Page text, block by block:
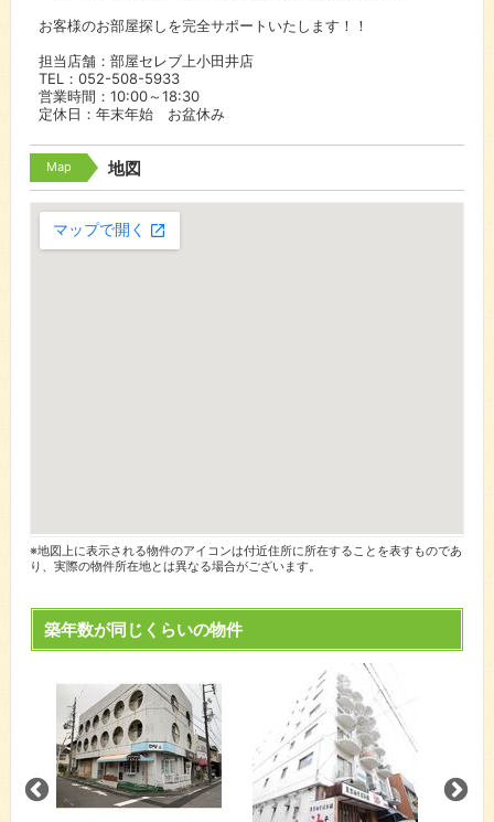
お客様のお部屋探しを完全サポートいたします！！
担当店舗：部屋セレブ上小田井店
TEL：052-508-5933
営業時間：10:00～18:30
定休日：年末年始 お盆休み
Map 地図
※地図上に表示される物件のアイコンは付近住所に所在することを表すものであ
り、実際の物件所在地とは異なる場合がございます。
築年数が同じくらいの物件